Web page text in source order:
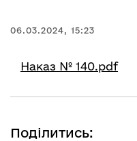
06.03.2024, 15:23
Наказ № 140.pdf
Поділитись: